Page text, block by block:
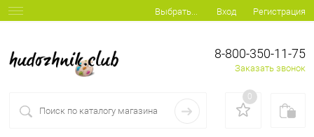
Выбрать... Вход Регистрация
8-800-350-11-75
Заказать звонок
0